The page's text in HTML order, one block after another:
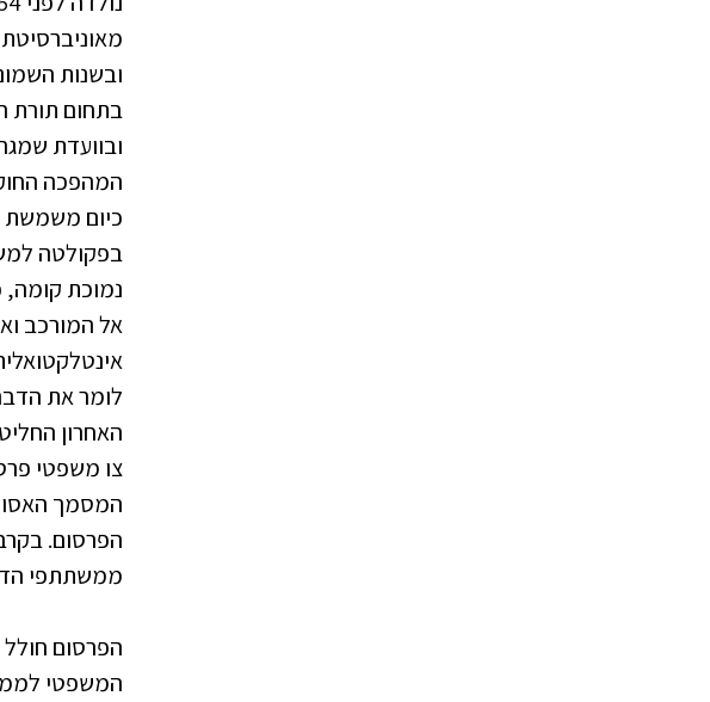
ובשנות
בתחום תורת
ובוועדת
המהפכה
כיום משמשת
בפקולטה
נמוכת קומה,
אל המורכב
לומר את
האחרון
צו משפטי
המסמך
הפרסום.
ממשתתפי
הפרסום
המשפטי